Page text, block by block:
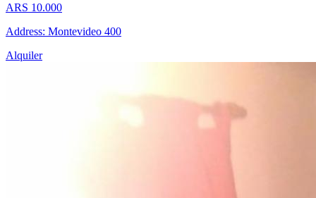
ARS 10.000
Address: Montevideo 400
Alquiler